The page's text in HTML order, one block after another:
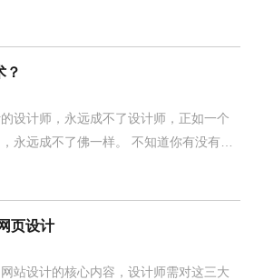
的设计和布局知识，今天简单的说些网
局设计中学习。
？
设计师，永远成不了设计师，正如一个
永远成不了佛一样。 不知道你有没有发
只会为了工作而设计，回头一想你会发
己真正满意，更别说有信心拿到圈内和
页设计
站设计的核心内容，设计师需对这三大